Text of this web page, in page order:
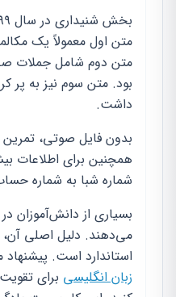
متن اول معمولاً یک
بود. متن سوم نیز به
داشت.
بدون فایل صوتی،
همچنین برای اطلاعات
شماره شبا به شماره
بسیاری از دانش‌آموزان
می‌دهند. دلیل اصلی
استاندارد است.
زبان انگلیسی برای